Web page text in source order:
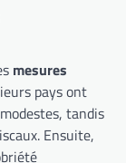
mesures
pays ont
tandis
Ensuite,